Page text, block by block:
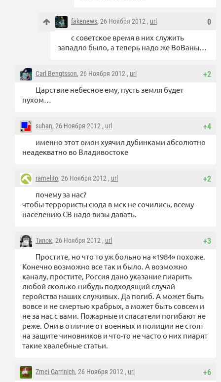
0
fakenews, 26 Ноября 2012 , url
с советское время в них служить
западло было, а теперь надо же ВоВаны…
+2
Carl Bengtsson, 26 Ноября 2012 , url
Царствие небесное ему, пусть земля будет
пухом…
+4
suhan, 26 Ноября 2012 , url
именно этот омон хуячил дубинками абсолютно
неадекватно во Владивостоке
+2
ramelito, 26 Ноября 2012 , url
почему за нас?
чтобы террористы сюда в мск не сочились, всему
населению СВ надо визы давать.
+3
Типок, 26 Ноября 2012 , url
Простите, но что то уж больно на «1984» похоже.
Конечно возможно все так и было. А возможно
каналу, простите, Россия дано указание пиарить
любой сколько-нибудь подходящий случай
геройства наших служивых. Да погиб. А может быть
вовсе и не смертью храбрых, а может быть совсем и
не за нас с вами. Пожарные и спасатели погибают не
реже. Они в отличие от военных и полиции не стоят
на защите чиновников и что-то не часто о них пиарят
такие хвалебные статьи.
+6
Zmei Garrinich, 26 Ноября 2012 , url